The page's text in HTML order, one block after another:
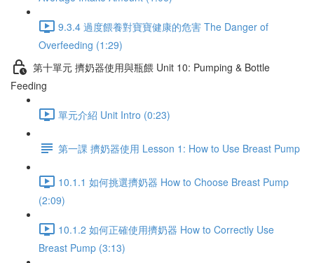
9.3.4 過度餵養對寶寶健康的危害 The Danger of
Overfeeding (1:29)
第十單元 擠奶器使用與瓶餵 Unit 10: Pumping & Bottle
Feeding
單元介紹 Unit Intro (0:23)
第一課 擠奶器使用 Lesson 1: How to Use Breast Pump
10.1.1 如何挑選擠奶器 How to Choose Breast Pump
(2:09)
10.1.2 如何正確使用擠奶器 How to Correctly Use
Breast Pump (3:13)